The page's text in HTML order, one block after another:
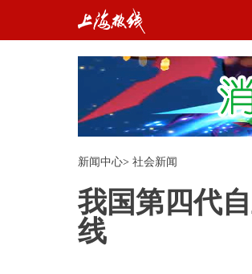
新闻中心> 社会新闻
我国第四代
线